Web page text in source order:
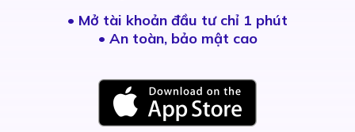
• Mở tài khoản đầu tư chỉ 1 phút
• An toàn, bảo mật cao